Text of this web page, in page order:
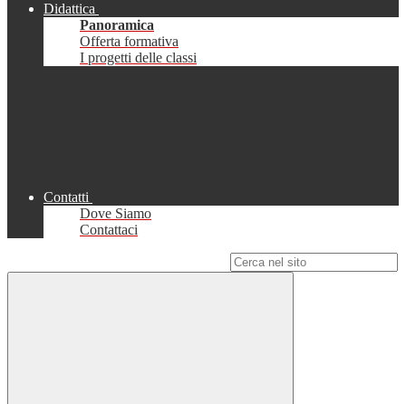
Didattica
Panoramica
Offerta formativa
I progetti delle classi
Contatti
Dove Siamo
Contattaci